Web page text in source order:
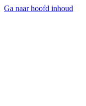
Ga naar hoofd inhoud